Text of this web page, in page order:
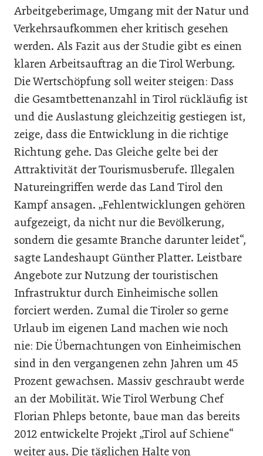
Arbeitgeberimage, Umgang mit der Natur und
Verkehrsaufkommen eher kritisch gesehen
werden. Als Fazit aus der Studie gibt es einen
klaren Arbeitsauftrag an die Tirol Werbung.
Die Wertschöpfung soll weiter steigen: Dass
die Gesamtbettenanzahl in Tirol rückläufig ist
und die Auslastung gleichzeitig gestiegen ist,
zeige, dass die Entwicklung in die richtige
Richtung gehe. Das Gleiche gelte bei der
Attraktivität der Tourismusberufe. Illegalen
Natureingriffen werde das Land Tirol den
Kampf ansagen. „Fehlentwicklungen gehören
aufgezeigt, da nicht nur die Bevölkerung,
sondern die gesamte Branche darunter leidet“,
sagte Landeshaupt Günther Platter. Leistbare
Angebote zur Nutzung der touristischen
Infrastruktur durch Einheimische sollen
forciert werden. Zumal die Tiroler so gerne
Urlaub im eigenen Land machen wie noch
nie: Die Übernachtungen von Einheimischen
sind in den vergangenen zehn Jahren um 45
Prozent gewachsen. Massiv geschraubt werde
an der Mobilität. Wie Tirol Werbung Chef
Florian Phleps betonte, baue man das bereits
2012 entwickelte Projekt „Tirol auf Schiene“
weiter aus. Die täglichen Halte von